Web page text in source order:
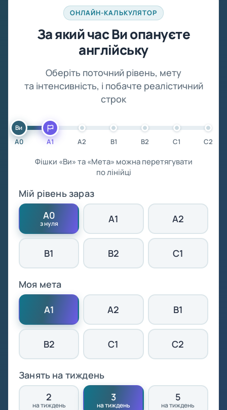
ОНЛАЙН-КАЛЬКУЛЯТОР
За який час Ви опануєте
англійську
Оберіть поточний рівень, мету
та інтенсивність, і побачте реалістичний
строк
Ви
A0 A1 A2 B1 B2 C1 C2
Фішки «Ви» та «Мета» можна перетягувати
по лінійці
Мій рівень зараз
A0
з нуля A1 A2
B1 B2 C1
Моя мета
A1 A2 B1
B2 C1 C2
Занять на тиждень
2
на тиждень
3
на тиждень
5
на тиждень